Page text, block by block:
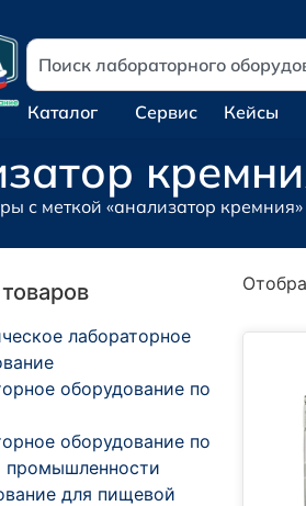
Каталог Сервис Кейсы
с меткой «анализатор кремния»
лабораторное
оборудование по
оборудование по
промышленности
для пищевой